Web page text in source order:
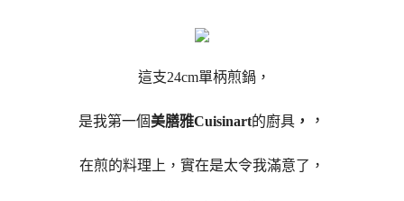
這支24cm單柄煎鍋，
是我第一個美膳雅Cuisinart的廚具 ， ，
在煎的料理上，實在是太令我滿意了，